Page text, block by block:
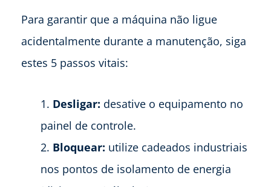
Para garantir que a máquina não ligue
acidentalmente durante a manutenção, siga
estes 5 passos vitais:
Desligar: desative o equipamento no
painel de controle.
Bloquear: utilize cadeados industriais
nos pontos de isolamento de energia